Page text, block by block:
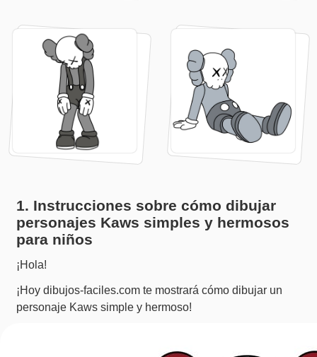
1. Instrucciones sobre cómo dibujar
personajes Kaws simples y hermosos
para niños
¡Hola!
¡Hoy dibujos-faciles.com te mostrará cómo dibujar un
personaje Kaws simple y hermoso!